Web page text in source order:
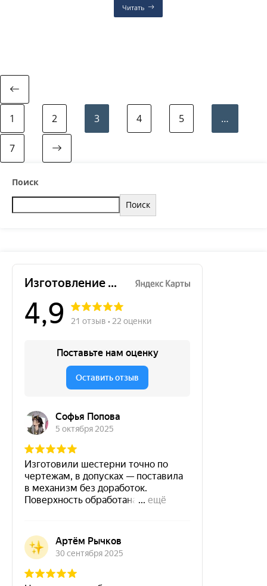
Читать
1 2 3 4 5 …
7
Поиск
Поиск